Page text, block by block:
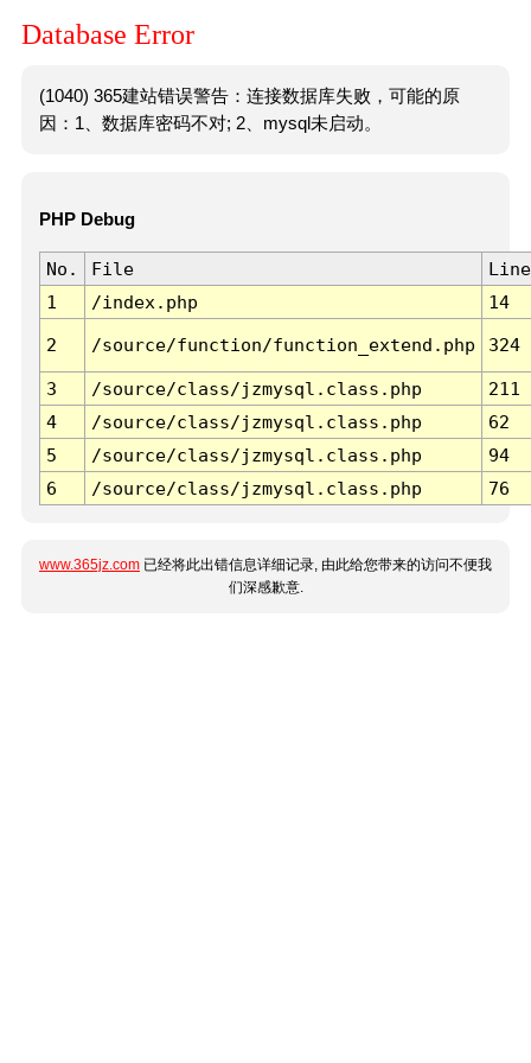
Database Error
(1040) 365建站错误警告：连接数据库失败，可能的原
因：1、数据库密码不对; 2、mysql未启动。
PHP Debug
No. File
Line
1
/index.php 14
2 /source/function/function_extend.php 324
3 /source/class/jzmysql.class.php
211
4
/source/class/jzmysql.class.php
62
5
/source/class/jzmysql.class.php
94
6
/source/class/jzmysql.class.php 76
www.365jz.com 已经将此出错信息详细记录, 由此给您带来的访问不便我
们深感歉意.